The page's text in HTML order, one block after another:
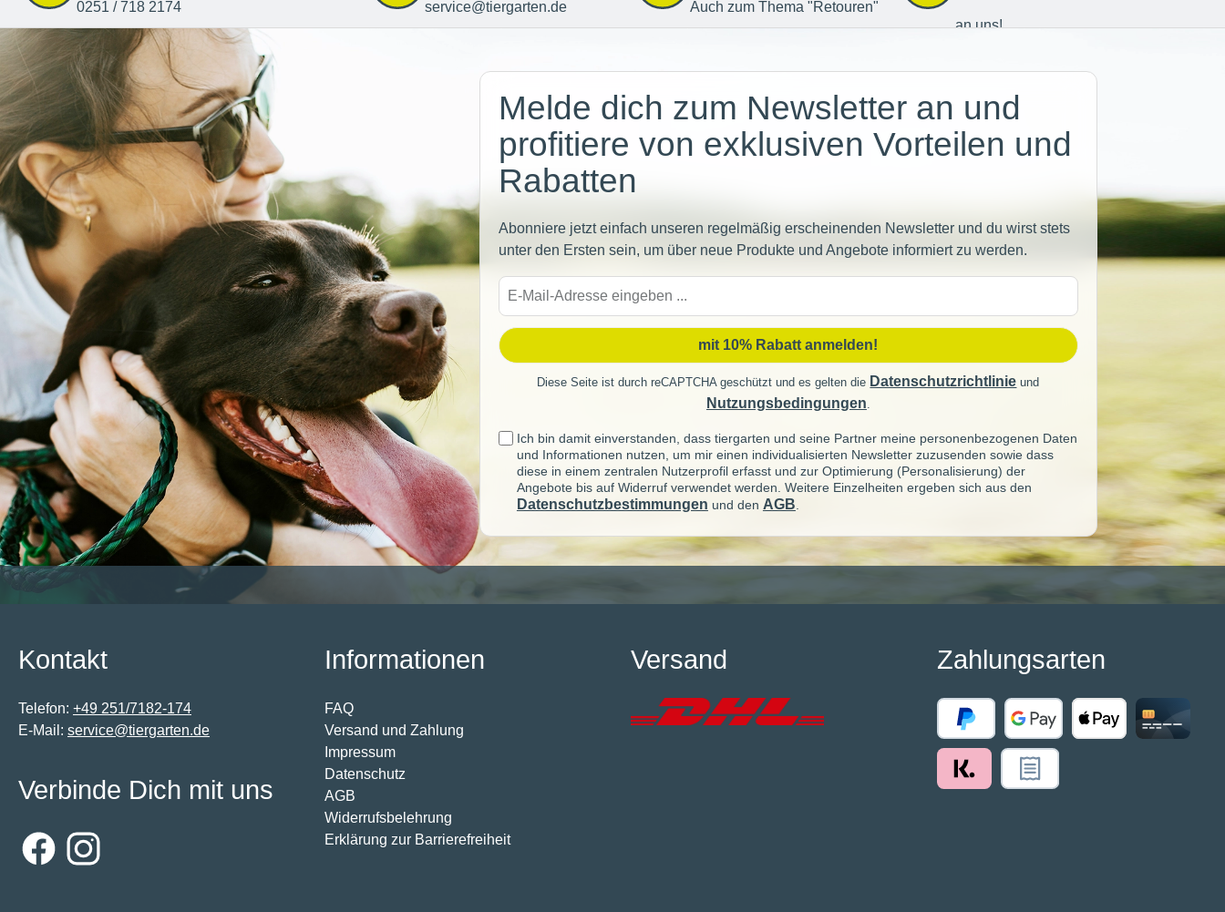
0251 / 718 2174 service@tiergarten.de Auch zum Thema "Retouren"
an uns!
Melde dich zum Newsletter an und
profitiere von exklusiven Vorteilen und
Rabatten
Abonniere jetzt einfach unseren regelmäßig erscheinenden Newsletter und du wirst stets
unter den Ersten sein, um über neue Produkte und Angebote informiert zu werden.
Adresse
mit 10% Rabatt anmelden!
Diese Seite ist durch reCAPTCHA geschützt und es gelten die Datenschutzrichtlinie und
Nutzungsbedingungen.
Ich bin damit einverstanden, dass tiergarten und seine Partner meine personenbezogenen Daten
und Informationen nutzen, um mir einen individualisierten Newsletter zuzusenden sowie dass
diese in einem zentralen Nutzerprofil erfasst und zur Optimierung (Personalisierung) der
Angebote bis auf Widerruf verwendet werden. Weitere Einzelheiten ergeben sich aus den
Datenschutzbestimmungen und den AGB
Kontakt
Telefon: +49 251/7182-174
E-Mail: service@tiergarten.de
Informationen
FAQ
Versand und Zahlung
Impressum
Datenschutz
AGB
Widerrufsbelehrung
Erklärung zur Barrierefreiheit
Versand Zahlungsarten
Verbinde Dich mit uns
FacebookInstagram